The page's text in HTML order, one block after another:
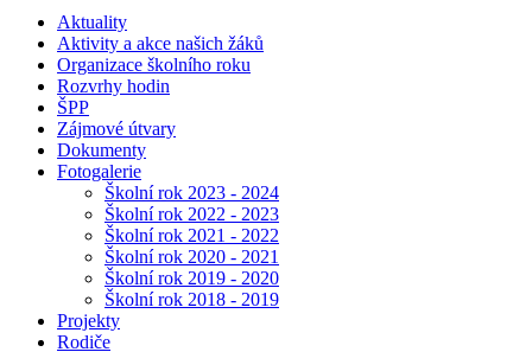
Aktuality
Aktivity a akce našich žáků
Organizace školního roku
Rozvrhy hodin
ŠPP
Zájmové útvary
Dokumenty
Fotogalerie
Školní rok 2023 - 2024
Školní rok 2022 - 2023
Školní rok 2021 - 2022
Školní rok 2020 - 2021
Školní rok 2019 - 2020
Školní rok 2018 - 2019
Projekty
Rodiče